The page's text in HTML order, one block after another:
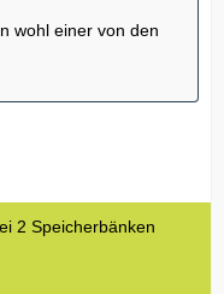
wohl einer von den
2 Speicherbänken